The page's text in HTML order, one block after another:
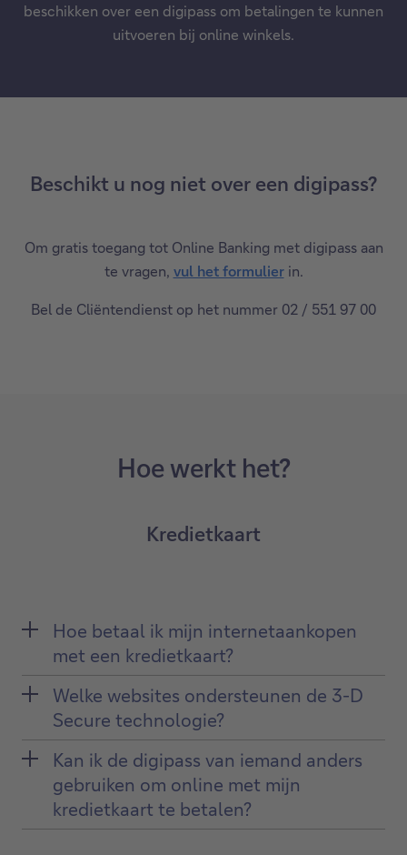
beschikken over een digipass om betalingen te kunnen
uitvoeren bij online winkels.
Beschikt u nog niet over een digipass?
Om gratis toegang tot Online Banking met digipass aan
te vragen, vul het formulierin.
Bel de Cliëntendienst op het nummer 02 / 551 97 00
Hoe werkt het?
Kredietkaart
Hoe betaal ik mijn internetaankopen
met een kredietkaart?
Welke websites ondersteunen de 3-D
Secure technologie?
Kan ik de digipass van iemand anders
gebruiken om online met mijn
kredietkaart te betalen?